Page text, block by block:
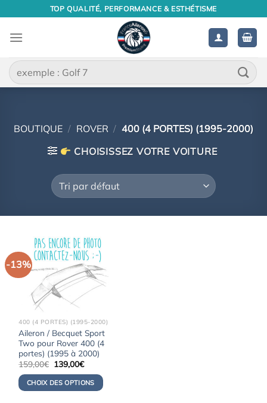
contenu
TOP QUALITÉ, PERFORMANCE & ESTHÉTISME
Recherche
pour :
BOUTIQUE / ROVER / 400 (4 PORTES) (1995-2000)
CHOISISSEZ VOTRE VOITURE
-13%
400 (4 PORTES) (1995-2000)
Aileron / Becquet Sport
Two pour Rover 400 (4
portes) (1995 à 2000)
159,00€ Le
initial
était :
159,00€.
139,00€Le
actuel
est :
139,00€.
CHOIX DES OPTIONS